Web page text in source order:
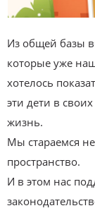
Из общей базы
которые уже
хотелось
эти дети в
жизнь.
Мы стараемся
пространство.
И в этом нас